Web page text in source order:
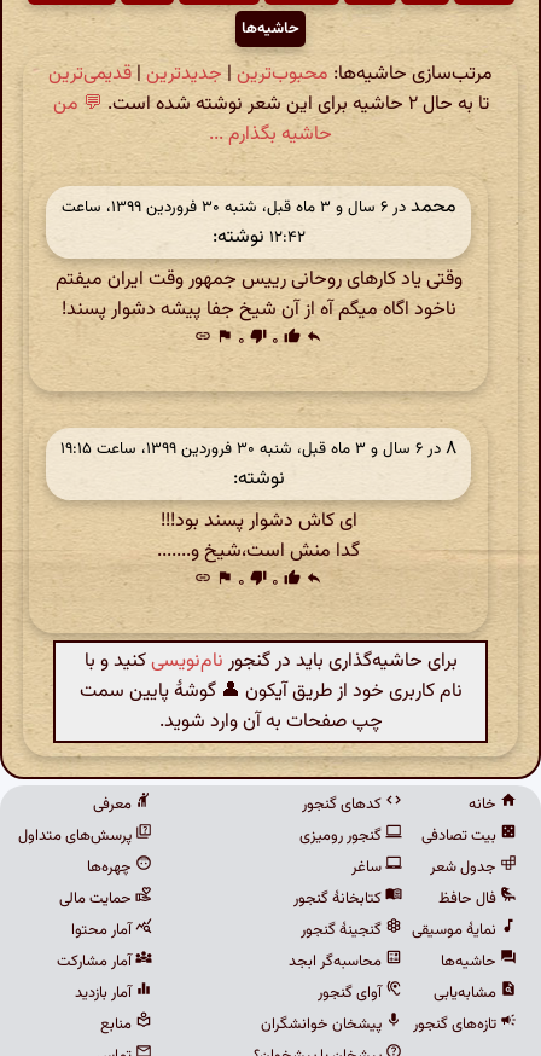
حاشیه‌ها
مرتب‌سازی حاشیه‌ها:محبوب‌ترین|جدیدترین |قدیمی‌ترین
تا به حال ۲ حاشیه برای این شعر نوشته شده است.
💬 من
حاشیه بگذارم ...
محمد
در ‫۶ سال و ۳ ماه قبل، شنبه ۳۰ فروردین ۱۳۹۹، ساعت
۱۲:۴۲ نوشته:
وقتی یاد کارهای روحانی رییس جمهور وقت ایران میفتم
ناخود اگاه میگم آه از آن شیخ جفا پیشه دشوار پسند!
reply
thumb_up ۰ thumb_down ۰ flag
link
۸در ‫۶ سال و ۳ ماه قبل، شنبه ۳۰ فروردین ۱۳۹۹، ساعت ۱۹:۱۵
نوشته:
ای کاش دشوار پسند بود!!!
گدا منش است،شیخ و.......
reply
thumb_up ۰ thumb_down ۰ flag
link
برای حاشیه‌گذاری باید در گنجور نام‌نویسیکنید و با
نام کاربری خود از طریق آیکون 👤 گوشهٔ پایین سمت
چپ صفحات به آن وارد شوید.
خانه
بیت تصادفی
جدول شعر
فال حافظ
نمایهٔ موسیقی
حاشیه‌ها
مشابه‌یابی
تازه‌های گنجور
کدهای گنجور
گنجور رومیزی
ساغر
کتابخانهٔ گنجور
گنجینهٔ گنجور
محاسبه‌گر ابجد
آوای گنجور
پیشخان خوانشگران
معرفی
پرسش‌های متداول
چهره‌ها
حمایت مالی
آمار محتوا
آمار مشارکت
آمار بازدید
منابع